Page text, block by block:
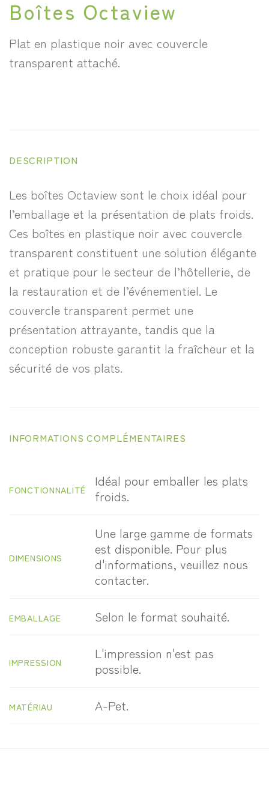
Boîtes Octaview
Plat en plastique noir avec couvercle
transparent attaché.
DESCRIPTION
Les boîtes Octaview sont le choix idéal pour
l’emballage et la présentation de plats froids.
Ces boîtes en plastique noir avec couvercle
transparent constituent une solution élégante
et pratique pour le secteur de l’hôtellerie, de
la restauration et de l’événementiel. Le
couvercle transparent permet une
présentation attrayante, tandis que la
conception robuste garantit la fraîcheur et la
sécurité de vos plats.
INFORMATIONS COMPLÉMENTAIRES
FONCTIONNALITÉ
Idéal pour emballer les plats
froids.
DIMENSIONS
Une large gamme de formats
est disponible. Pour plus
d'informations, veuillez nous
contacter.
EMBALLAGE Selon le format souhaité.
IMPRESSION
L'impression n'est pas
possible.
MATÉRIAU A-Pet.